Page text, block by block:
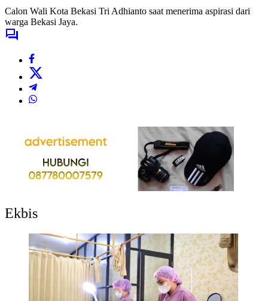
Calon Wali Kota Bekasi Tri Adhianto saat menerima aspirasi dari
warga Bekasi Jaya.
Ekbis